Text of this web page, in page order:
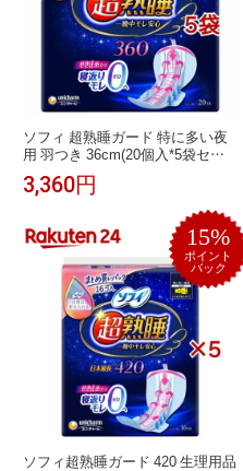
ソフィ 超熟睡ガード 特に多い夜
用 羽つき 36cm(20個入*5袋セッ
ト)【ソフィ超熟睡ガード】
3,360円
15%
ポイント
バック
ソフィ超熟睡ガード 420 生理用品